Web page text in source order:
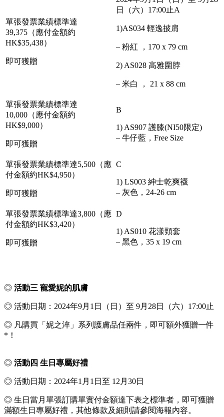
單張發票業績標準達
39,375（應付金額約
HK$35,438）
即可獲贈
日（六）17:00止A
1)AS034 輕逸披肩
– 粉紅 ，170 x 79 cm
2) AS028 高雅圍脖
– 米白 ， 21 x 88 cm
單張發票業績標準達
10,000（應付金額約
HK$9,000）
即可獲贈
B
1) AS907 護膝(NI50限定)
– 牛仔藍，Free Size
單張發票業績標準達5,500（應
付金額約HK$4,950）
即可獲贈
C
1) LS003 紳士乾爽襪
– 灰色，24-26 cm
單張發票業績標準達3,800（應
付金額約HK$3,420）
即可獲贈
D
1) AS010 花漾頸套
– 黑色，35 x 19 cm
◎ 活動三 寵愛妮的肌膚
◎ 活動日期：2024年9月1日（日）至 9月28日（六）17:00止
◎ 凡購買「妮之淬」系列護膚品任兩件，即可額外獲贈一件
*！
◎ 活動四 生日專屬好禮
◎ 活動日期：2024年1月1日至 12月30日
◎ 生日當月單張訂購單實付金額達下表之標準者，即可獲贈
滿額生日專屬好禮，其他條款及細則請參閱海報內容。